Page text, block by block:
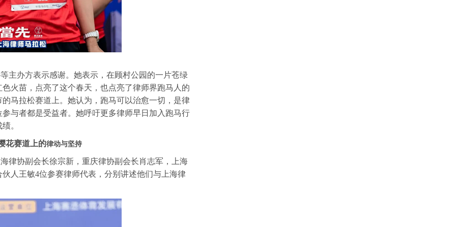
主办方表示感谢。她表示，在顾村公园的一片苍绿
火苗，点亮了这个春天，也点亮了律师界跑马人的
马拉松赛道上。她认为，跑马可以治愈一切，是律
与者都是受益者。她呼吁更多律师早日加入跑马行
。
花赛道上的律动与坚持
律协副会长徐宗新，重庆律协副会长肖志军，上海
人王敏4位参赛律师代表，分别讲述他们与上海律